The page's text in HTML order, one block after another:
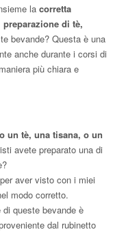
la corretta
di tè,
bevande? Questa è una
anche durante i corsi di
più chiara e
un tè, una tisana, o un
avete preparato una di
aver visto con i miei
modo corretto.
di queste bevande è
dal rubinetto